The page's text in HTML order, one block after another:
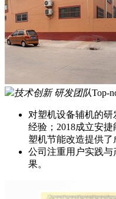
技术创新 研发团队Top-
对塑机设备辅机的
经验；2018成立安
塑机节能改造提供了
公司注重用户实践
果。